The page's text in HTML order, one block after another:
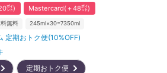
㌽) Mastercard(＋48㌽)
無料 245ml×30=7350ml
定期おトク便(10%OFF)
定期おトク便